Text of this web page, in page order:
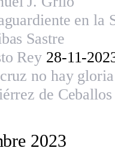
en la
Sastre
Rey 28-11-
no hay
de Ceballos
2023